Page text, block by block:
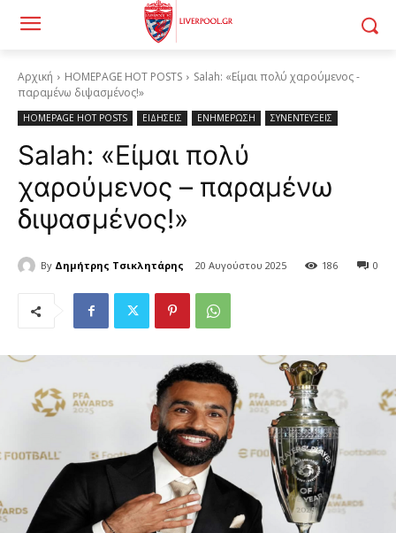
Αρχική HOMEPAGE HOT POSTS
Salah: «Είμαι πολύ χαρούμενος -
παραμένω διψασμένος!»
HOMEPAGE HOT POSTS ΕΙΔΗΣΕΙΣ ΕΝΗΜΕΡΩΣΗ ΣΥΝΕΝΤΕΥΞΕΙΣ
Salah: «Είμαι πολύ
χαρούμενος – παραμένω
διψασμένος!»
By Δημήτρης Τσικλητάρης 20 Αυγούστου 2025 0
186